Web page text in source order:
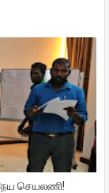
செயலணி!